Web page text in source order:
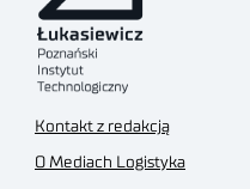
Kontakt z redakcją
O Mediach Logistyka